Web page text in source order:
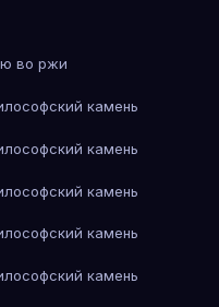
во ржи
камень
камень
камень
камень
камень